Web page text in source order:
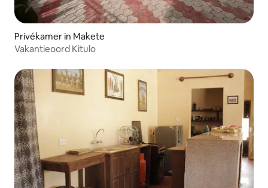
Privékamer in Makete
Vakantieoord Kitulo